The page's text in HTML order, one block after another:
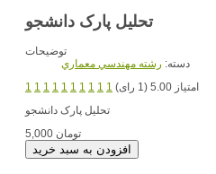
تحلیل پارک دانشجو
توضیحات
دسته: رشته مهندسي معماري
1 1 1 1 1 1 1 1 1 1
امتیاز 5.00 (1 رای)
5,000 تومان